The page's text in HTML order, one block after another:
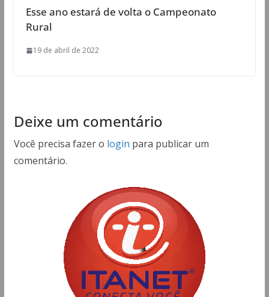
Esse ano estará de volta o Campeonato
Rural
19 de abril de 2022
Deixe um comentário
Você precisa fazer o login para publicar um
comentário.